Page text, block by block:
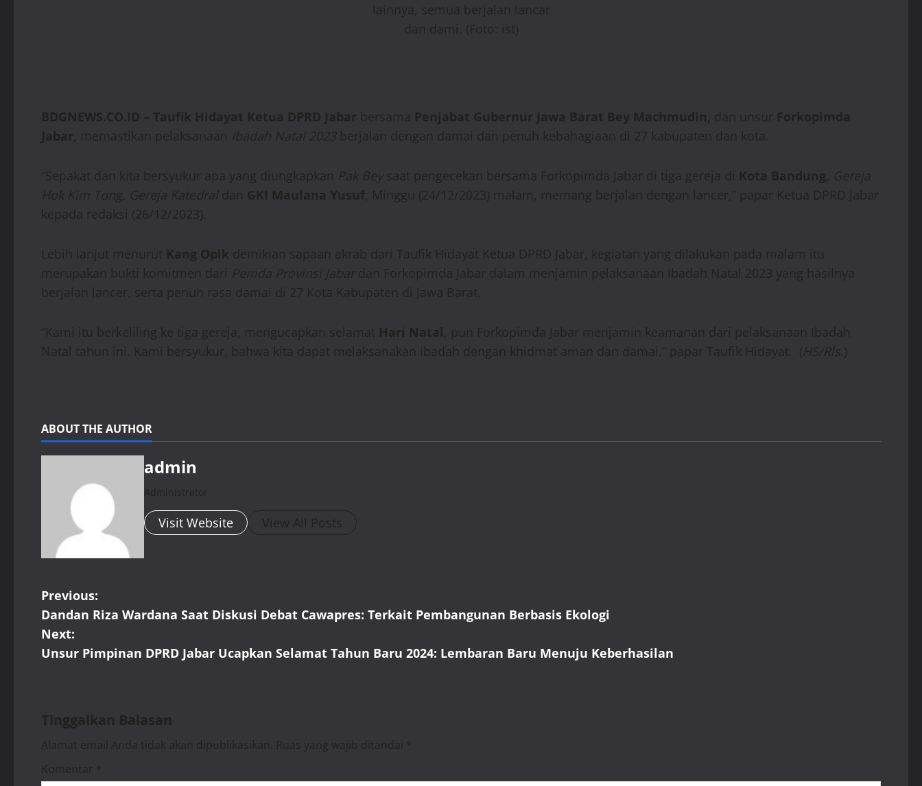
lainnya, semua berjalan lancar
dan dami. (Foto: ist)
BDGNEWS.CO.ID – Taufik Hidayat Ketua DPRD Jabar bersama Penjabat Gubernur Jawa Barat Bey Machmudin, dan unsur Forkopimda
Jabar, memastikan pelaksanaan Ibadah Natal 2023 berjalan dengan damai dan penuh kebahagiaan di 27 kabupaten dan kota.
“Sepakat dan kita bersyukur apa yang diungkapkan Pak Beysaat pengecekan bersama Forkopimda Jabar di tiga gereja di Kota Bandung, Gereja
Hok Kim Tong, Gereja Katedral dan GKI Maulana Yusuf, Minggu (24/12/2023) malam, memang berjalan dengan lancer,” papar Ketua DPRD Jabar
kepada redaksi (26/12/2023).
Lebih lanjut menurut Kang Opik demikian sapaan akrab dari Taufik Hidayat Ketua DPRD Jabar, kegiatan yang dilakukan pada malam itu
merupakan bukti komitmen dari Pemda Provinsi Jabar dan Forkopimda Jabar dalam menjamin pelaksanaan Ibadah Natal 2023 yang hasilnya
berjalan lancer, serta penuh rasa damai di 27 Kota Kabupaten di Jawa Barat.
“Kami itu berkeliling ke tiga gereja, mengucapkan selamat Hari Natal, pun Forkopimda Jabar menjamin keamanan dari pelaksanaan Ibadah
Natal tahun ini. Kami bersyukur, bahwa kita dapat melaksanakan ibadah dengan khidmat aman dan damai,” papar Taufik Hidayat. (HS/Rls.)
ABOUT THE AUTHOR
admin
Administrator
Visit Website View All Posts
P
o
s
n
a
v
Previous:
Dandan Riza Wardana Saat Diskusi Debat Cawapres: Terkait Pembangunan Berbasis Ekologi
Next:
Unsur Pimpinan DPRD Jabar Ucapkan Selamat Tahun Baru 2024: Lembaran Baru Menuju Keberhasilan
Tinggalkan Balasan
Alamat email Anda tidak akan dipublikasikan. Ruas yang wajib ditandai
*
Komentar *